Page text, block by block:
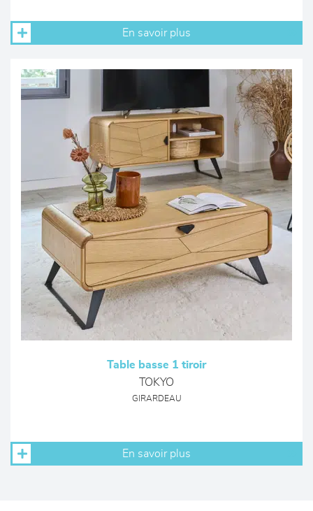
En savoir plus
Table basse 1 tiroir
TOKYO
GIRARDEAU
En savoir plus